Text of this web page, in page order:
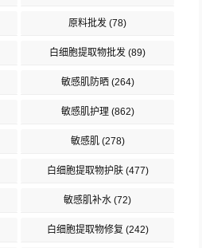
原料批发 (78)
白细胞提取物批发 (89)
敏感肌防晒(264)
敏感肌护理(862)
敏感肌(278)
白细胞提取物护肤(477)
敏感肌补水 (72)
白细胞提取物修复 (242)